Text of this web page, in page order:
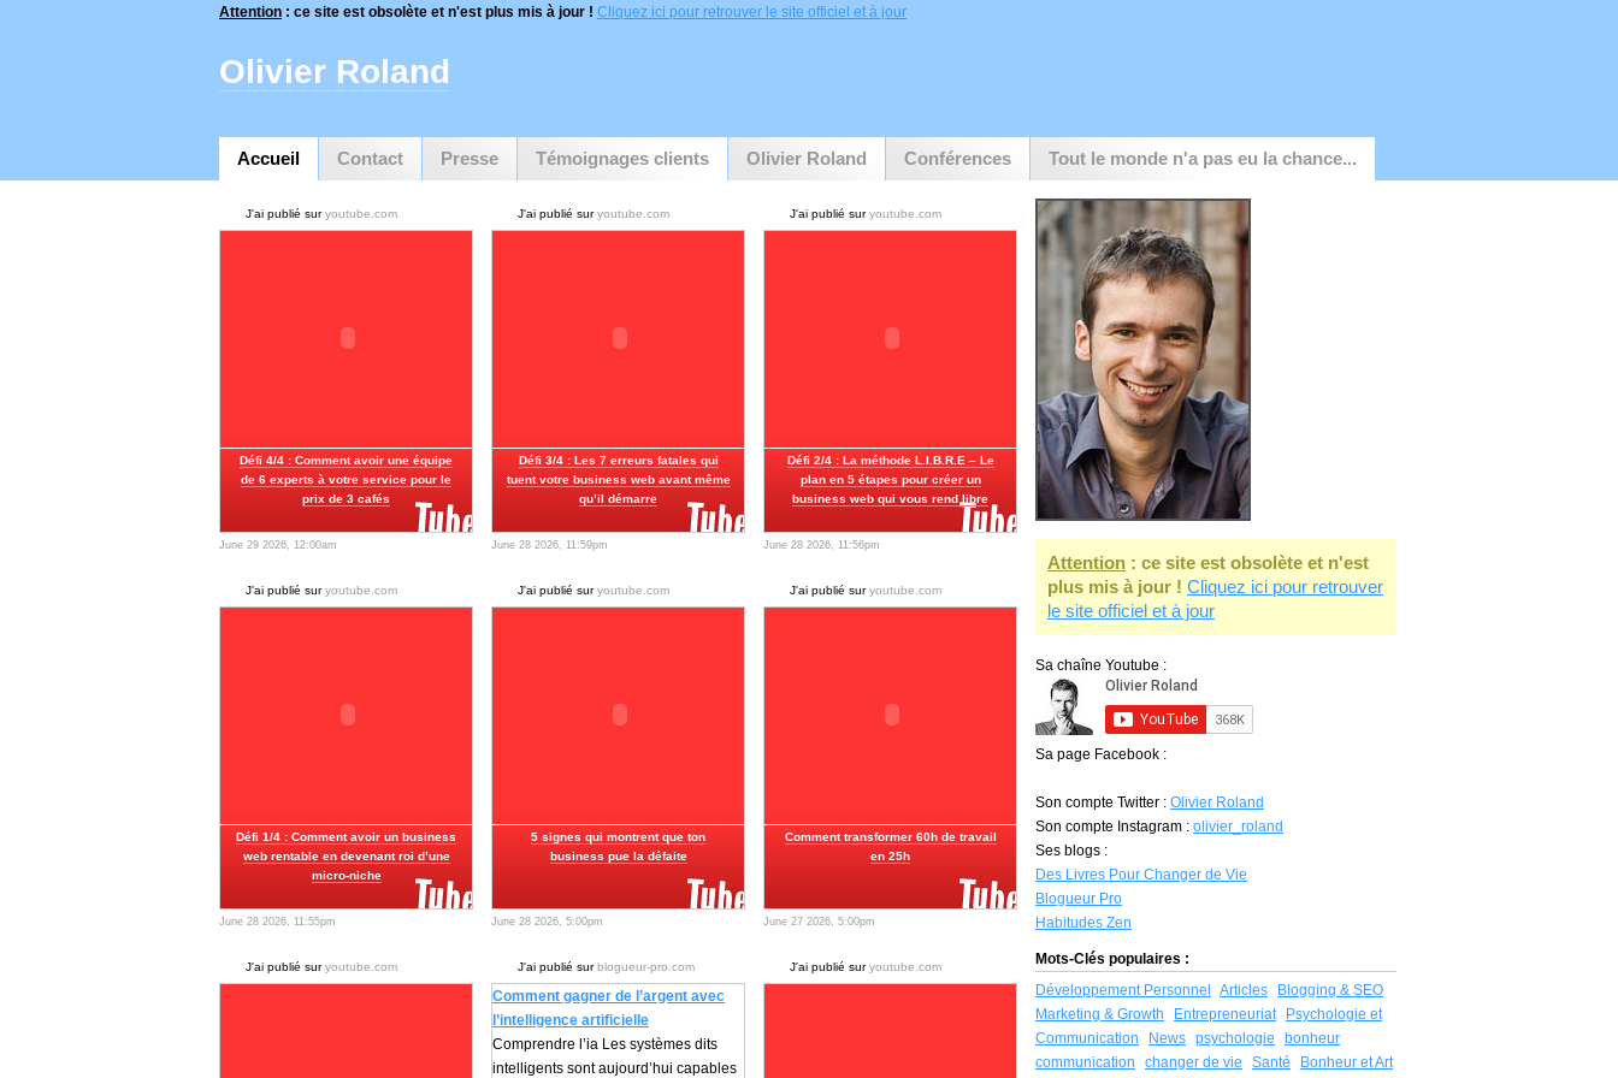
Attention : ce site est obsolète et n'est plus mis à jour ! Cliquez ici pour retrouver le site officiel et à jour
Accueil Contact Presse Témoignages clients Olivier Roland Conférences Tout le monde n'a pas eu la chance...
Olivier Roland
J'ai publié suryoutube.com
Défi 4/4 : Comment avoir une équipe
de 6 experts à votre service pour le
prix de 3 cafés
June 29 2026, 12:00am
J'ai publié suryoutube.com
Défi 3/4 : Les 7 erreurs fatales qui
tuent votre business web avant même
qu’il démarre
June 28 2026, 11:59pm
J'ai publié suryoutube.com
Défi 2/4 : La méthode L.I.B.R.E – Le
plan en 5 étapes pour créer un
business web qui vous rend libre
June 28 2026, 11:56pm
J'ai publié suryoutube.com
Défi 1/4 : Comment avoir un business
web rentable en devenant roi d’une
micro-niche
June 28 2026, 11:55pm
J'ai publié suryoutube.com
5 signes qui montrent que ton
business pue la défaite
June 28 2026, 5:00pm
J'ai publié suryoutube.com
Comment transformer 60h de travail
en 25h
June 27 2026, 5:00pm
J'ai publié suryoutube.com J'ai publié surblogueur-pro.com
Comment gagner de l’argent avec
l’intelligence artificielle
Comprendre l’ia Les systèmes dits
intelligents sont aujourd’hui capables
J'ai publié suryoutube.com
Attention : ce site est obsolète et n'est
plus mis à jour ! Cliquez ici pour retrouver
le site officiel et à jour
Sa chaîne Youtube :
Sa page Facebook :
Son compte Twitter : Olivier Roland
Son compte Instagram : olivier_roland
Ses blogs :
Des Livres Pour Changer de Vie
Blogueur Pro
Habitudes Zen
Mots-Clés populaires :
Développement Personnel
Articles
Blogging & SEO
Marketing & Growth
Entrepreneuriat
Psychologie et
Communication
News psychologie
bonheur
communication
changer de vie Santé Bonheur et Art